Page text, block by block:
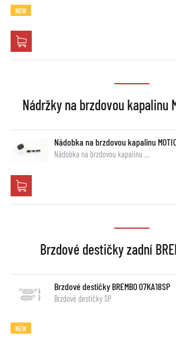
NEW
Nádržky na brzdovou kapalinu
Nádobka na brzdovou kapalinu
Nádobka na brzdovou kapalinu …
Brzdové destičky zadní
Brzdové destičky BREMBO 07KA18SP
Brzdové destičky SP
NEW